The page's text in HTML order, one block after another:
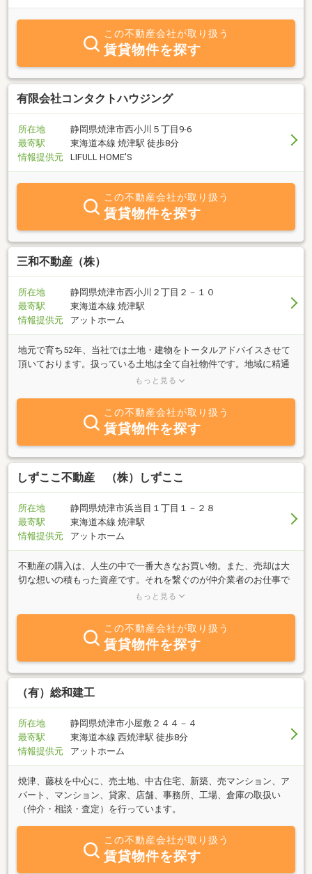
この不動産会社が取り扱う
賃貸物件を探す
有限会社コンタクトハウジング
所在地
静岡県焼津市西小川５丁目9-6
最寄駅
東海道本線 焼津駅 徒歩8分
情報提供元
LIFULL HOME'S
この不動産会社が取り扱う
賃貸物件を探す
三和不動産（株）
所在地
静岡県焼津市西小川２丁目２－１０
最寄駅
東海道本線 焼津駅
情報提供元
アットホーム
地元で育ち52年、当社では土地・建物をトータルアドバイスさせて
頂いております。扱っている土地は全て自社物件です。地域に精通
した営業職員がお客様のご希望に沿う物件を見つけてまいりますの
までをすべて直営で行っています。三和不動産建築部と当社１０
０％出資子会社のウェリントン・ホームズ施工による、２×４工
法、在来工法、外観・間取りも自由自在、思いのまま。すべてが自
社直営ですから、余計な費用がかかりません。親から子、孫へと受
け継がれていく価値ある住まいなら、豊富な実績と信頼を誇る三和
グループにお任せ下さい。不動産のご相談から設計・施工・エクス
もっと見る
この不動産会社が取り扱う
賃貸物件を探す
しずここ不動産 （株）しずここ
所在地
静岡県焼津市浜当目１丁目１－２８
最寄駅
東海道本線 焼津駅
情報提供元
アットホーム
不動産の購入は、人生の中で一番大きなお買い物。また、売却は大
切な想いの積もった資産です。それを繋ぐのが仲介業者のお仕事で
す。不動産が負の不動産とならないように一生懸命にお手伝いをさ
の方法でお役に立てるように御提案致します。資金計画から注文住
宅までワンストップで提供が出来ます。先ずは、お気軽にお声掛け
頂ければと思います！
もっと見る
この不動産会社が取り扱う
賃貸物件を探す
（有）総和建工
所在地
静岡県焼津市小屋敷２４４－４
最寄駅
東海道本線 西焼津駅 徒歩8分
情報提供元
アットホーム
焼津、藤枝を中心に、売土地、中古住宅、新築、売マンション、ア
パート、マンション、貸家、店舗、事務所、工場、倉庫の取扱い
（仲介・相談・査定）を行っています。
この不動産会社が取り扱う
賃貸物件を探す